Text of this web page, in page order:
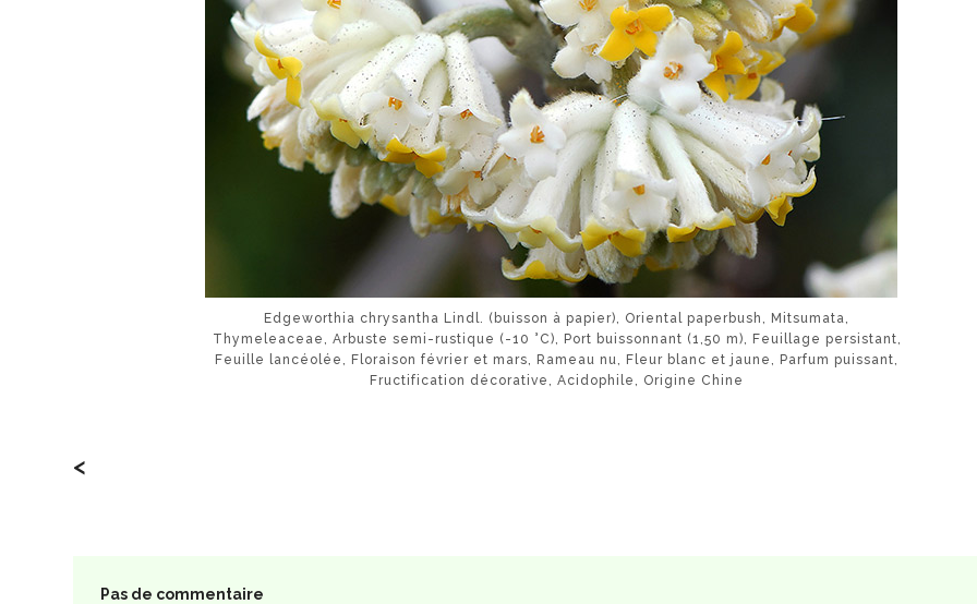
Edgeworthia chrysantha Lindl. (buisson à papier), Oriental paperbush, Mitsumata,
Thymeleaceae, Arbuste semi-rustique (-10 °C), Port buissonnant (1,50 m), Feuillage persistant,
Feuille lancéolée, Floraison février et mars, Rameau nu, Fleur blanc et jaune, Parfum puissant,
Fructification décorative, Acidophile, Origine Chine
<
Pas de commentaire